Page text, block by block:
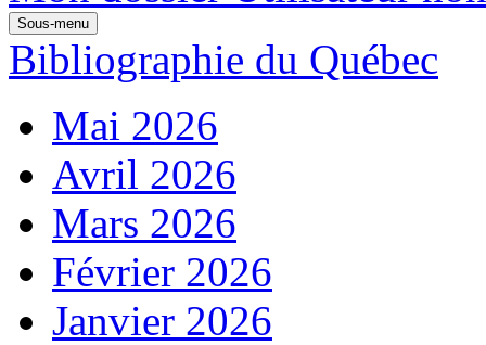
Sous-menu
Bibliographie du Québec
Mai 2026
Avril 2026
Mars 2026
Février 2026
Janvier 2026